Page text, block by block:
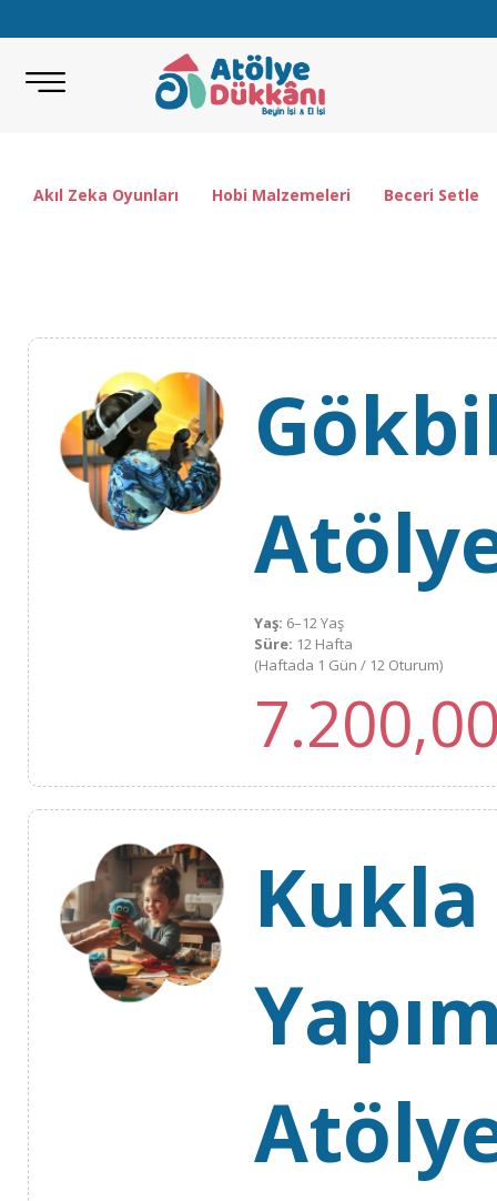
Akıl Zeka Oyunları Hobi Malzemeleri Beceri Setleri
Yaş: 6–12 Yaş
Süre: 12 Hafta
(Haftada 1 Gün / 12 Oturum)
Kukla